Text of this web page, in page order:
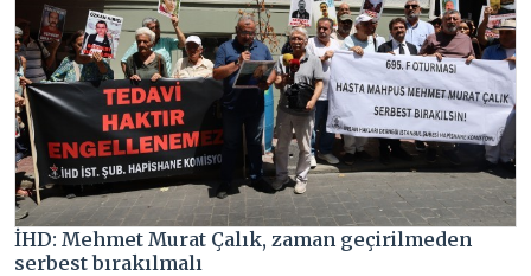
İHD: Mehmet Murat Çalık, zaman geçirilmeden
serbest bırakılmalı